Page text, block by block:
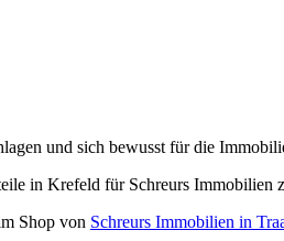
und sich bewusst für die
in Krefeld für Schreurs Immobilien
Shop von Schreurs Immobilien in